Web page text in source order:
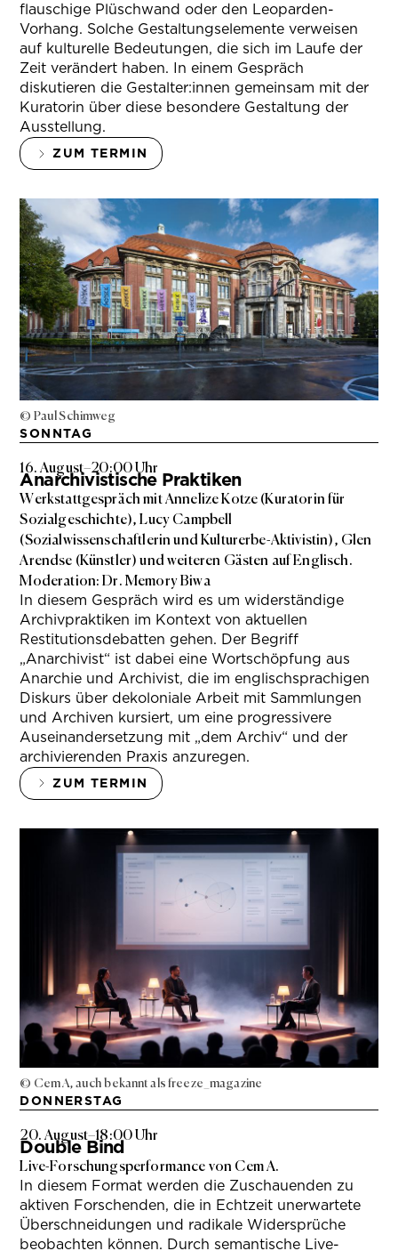
flauschige Plüschwand oder den Leoparden-
Vorhang. Solche Gestaltungselemente verweisen
auf kulturelle Bedeutungen, die sich im Laufe der
Zeit verändert haben. In einem Gespräch
diskutieren die Gestalter:innen gemeinsam mit der
Kuratorin über diese besondere Gestaltung der
Ausstellung.
ZUM TERMIN
© Paul Schimweg
SONNTAG
16. August–20:00 Uhr
Anarchivistische Praktiken
Werkstattgespräch mit Annelize Kotze (Kuratorin für
Sozialgeschichte), Lucy Campbell
(Sozialwissenschaftlerin und Kulturerbe-Aktivistin), Glen
Arendse (Künstler) und weiteren Gästen auf Englisch.
Moderation: Dr. Memory Biwa
In diesem Gespräch wird es um widerständige
Archivpraktiken im Kontext von aktuellen
Restitutionsdebatten gehen. Der Begriff
„Anarchivist“ ist dabei eine Wortschöpfung aus
Anarchie und Archivist, die im englischsprachigen
Diskurs über dekoloniale Arbeit mit Sammlungen
und Archiven kursiert, um eine progressivere
Auseinandersetzung mit „dem Archiv“ und der
archivierenden Praxis anzuregen.
ZUM TERMIN
© Cem A, auch bekannt als freeze_magazine
DONNERSTAG
20. August–18:00 Uhr
Double Bind
Live-Forschungsperformance von Cem A.
In diesem Format werden die Zuschauenden zu
aktiven Forschenden, die in Echtzeit unerwartete
Überschneidungen und radikale Widersprüche
beobachten können. Durch semantische Live-